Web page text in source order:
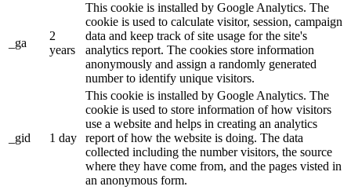
_ga
2
years
This cookie is installed by Google Analytics. The
cookie is used to calculate visitor, session, campaign
data and keep track of site usage for the site's
analytics report. The cookies store information
anonymously and assign a randomly generated
number to identify unique visitors.
_gid 1 day
This cookie is installed by Google Analytics. The
cookie is used to store information of how visitors
use a website and helps in creating an analytics
report of how the website is doing. The data
collected including the number visitors, the source
where they have come from, and the pages visted in
an anonymous form.